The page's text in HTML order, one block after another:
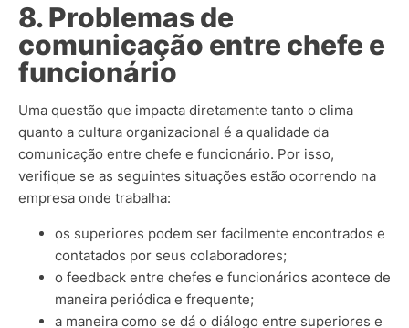
8. Problemas de
comunicação entre chefe e
funcionário
Uma questão que impacta diretamente tanto o clima
quanto a cultura organizacional é a qualidade da
comunicação entre chefe e funcionário. Por isso,
verifique se as seguintes situações estão ocorrendo na
empresa onde trabalha:
os superiores podem ser facilmente encontrados e
contatados por seus colaboradores;
o feedback entre chefes e funcionários acontece de
maneira periódica e frequente;
a maneira como se dá o diálogo entre superiores e